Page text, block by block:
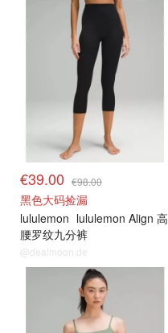
€39.00 €98.00
黑色大码捡漏
lululemon lululemon Align 高
腰罗纹九分裤
@dealmoon.de